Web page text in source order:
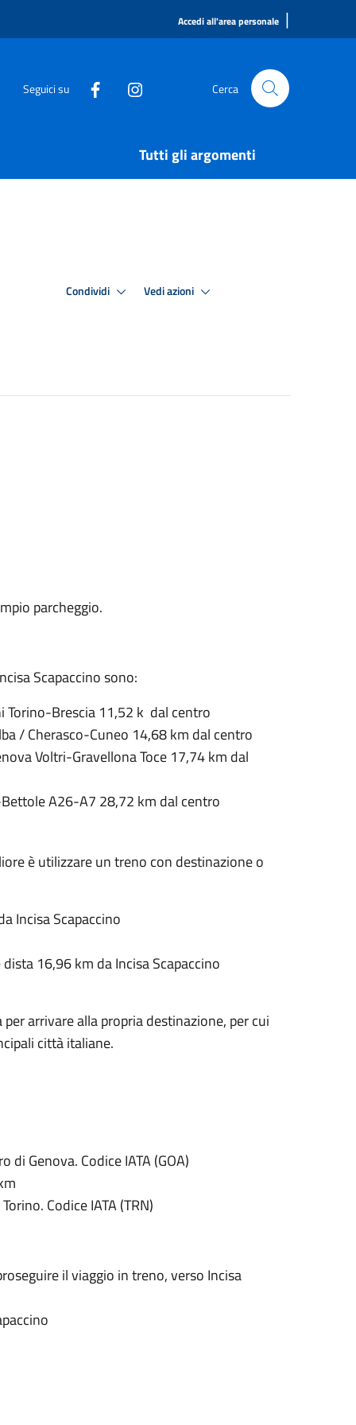
Accedi all'area personale |
Seguici su Cerca
Tutti gli argomenti
Condividi Vedi azioni
parcheggio.
Scapaccino sono:
Torino-Brescia 11,52 k dal centro
/ Cherasco-Cuneo 14,68 km dal centro
Voltri-Gravellona Toce 17,74 km dal
A26-A7 28,72 km dal centro
è utilizzare un treno con destinazione o
Incisa Scapaccino
16,96 km da Incisa Scapaccino
arrivare alla propria destinazione, per cui
città italiane.
Genova. Codice IATA (GOA)
Codice IATA (TRN)
il viaggio in treno, verso Incisa